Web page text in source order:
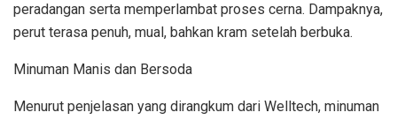
peradangan serta memperlambat proses cerna. Dampaknya,
perut terasa penuh, mual, bahkan kram setelah berbuka.
Minuman Manis dan Bersoda
Menurut penjelasan yang dirangkum dari Welltech, minuman